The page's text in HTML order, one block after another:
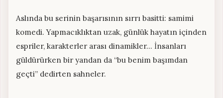
Aslında bu serinin başarısının sırrı basitti: samimi
komedi. Yapmacıklıktan uzak, günlük hayatın içinden
espriler, karakterler arası dinamikler… İnsanları
güldürürken bir yandan da “bu benim başımdan
geçti” dedirten sahneler.